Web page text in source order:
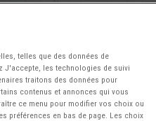
telles que des données de
J'accepte, les technologies de suivi
traitons des données pour
contenus et annonces qui vous
ce menu pour modifier vos choix ou
préférences en bas de page. Les choix